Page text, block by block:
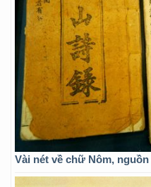
Vài nét về chữ Nôm,